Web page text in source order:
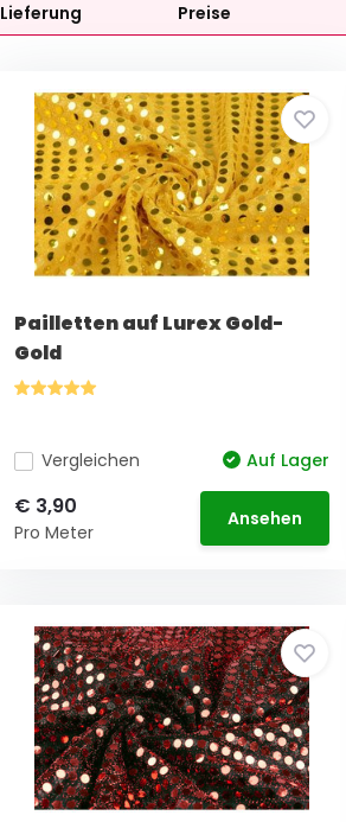
Lieferung
Preise
Pailletten auf Lurex Gold-
Gold
Vergleichen Auf Lager
€ 3,90
Pro Meter
Ansehen